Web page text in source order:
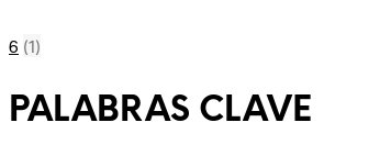
6 (1)
PALABRAS CLAVE